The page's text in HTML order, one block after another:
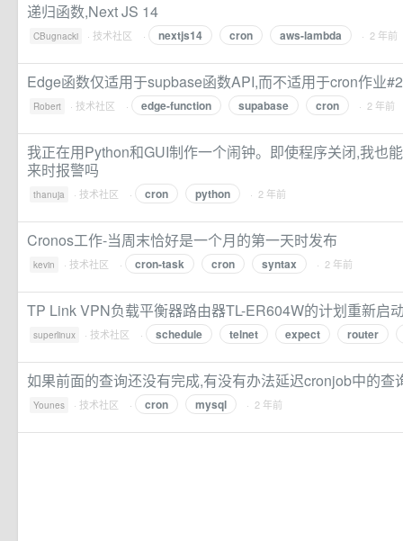
递归函数,Next JS 14
CBugnacki · 技术社区 · nextjs14 cron aws-lambda · 2 年前
Edge函数仅适用于supbase函数API,而不适用于cron作业
Robert · 技术社区 · edge-function supabase cron · 2 年前
我正在用Python和GUI制作一个闹钟。即使程序关闭,我也
来时报警吗
thanuja · 技术社区 · cron python · 2 年前
Cronos工作-当周末恰好是一个月的第一天时发布
kevin · 技术社区 · cron-task cron syntax · 2 年前
TP Link VPN负载平衡器路由器TL-ER604W的计划重新启
superlinux · 技术社区 · schedule telnet expect router
如果前面的查询还没有完成,有没有办法延迟cronjob中的查
Younes · 技术社区 · cron mysql · 2 年前